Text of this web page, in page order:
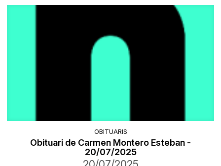
OBITUARIS
Obituari de Carmen Montero Esteban -
20/07/2025